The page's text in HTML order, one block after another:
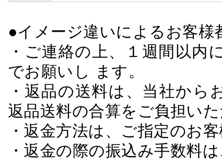
●イメージ違いによるお客
・ご連絡の上、１週間以
でお願いし ます。
・返品の送料は、当社か
返品送料の合算をご負担い
・返金方法は、ご指定のお
・返金の際の振込み手数料